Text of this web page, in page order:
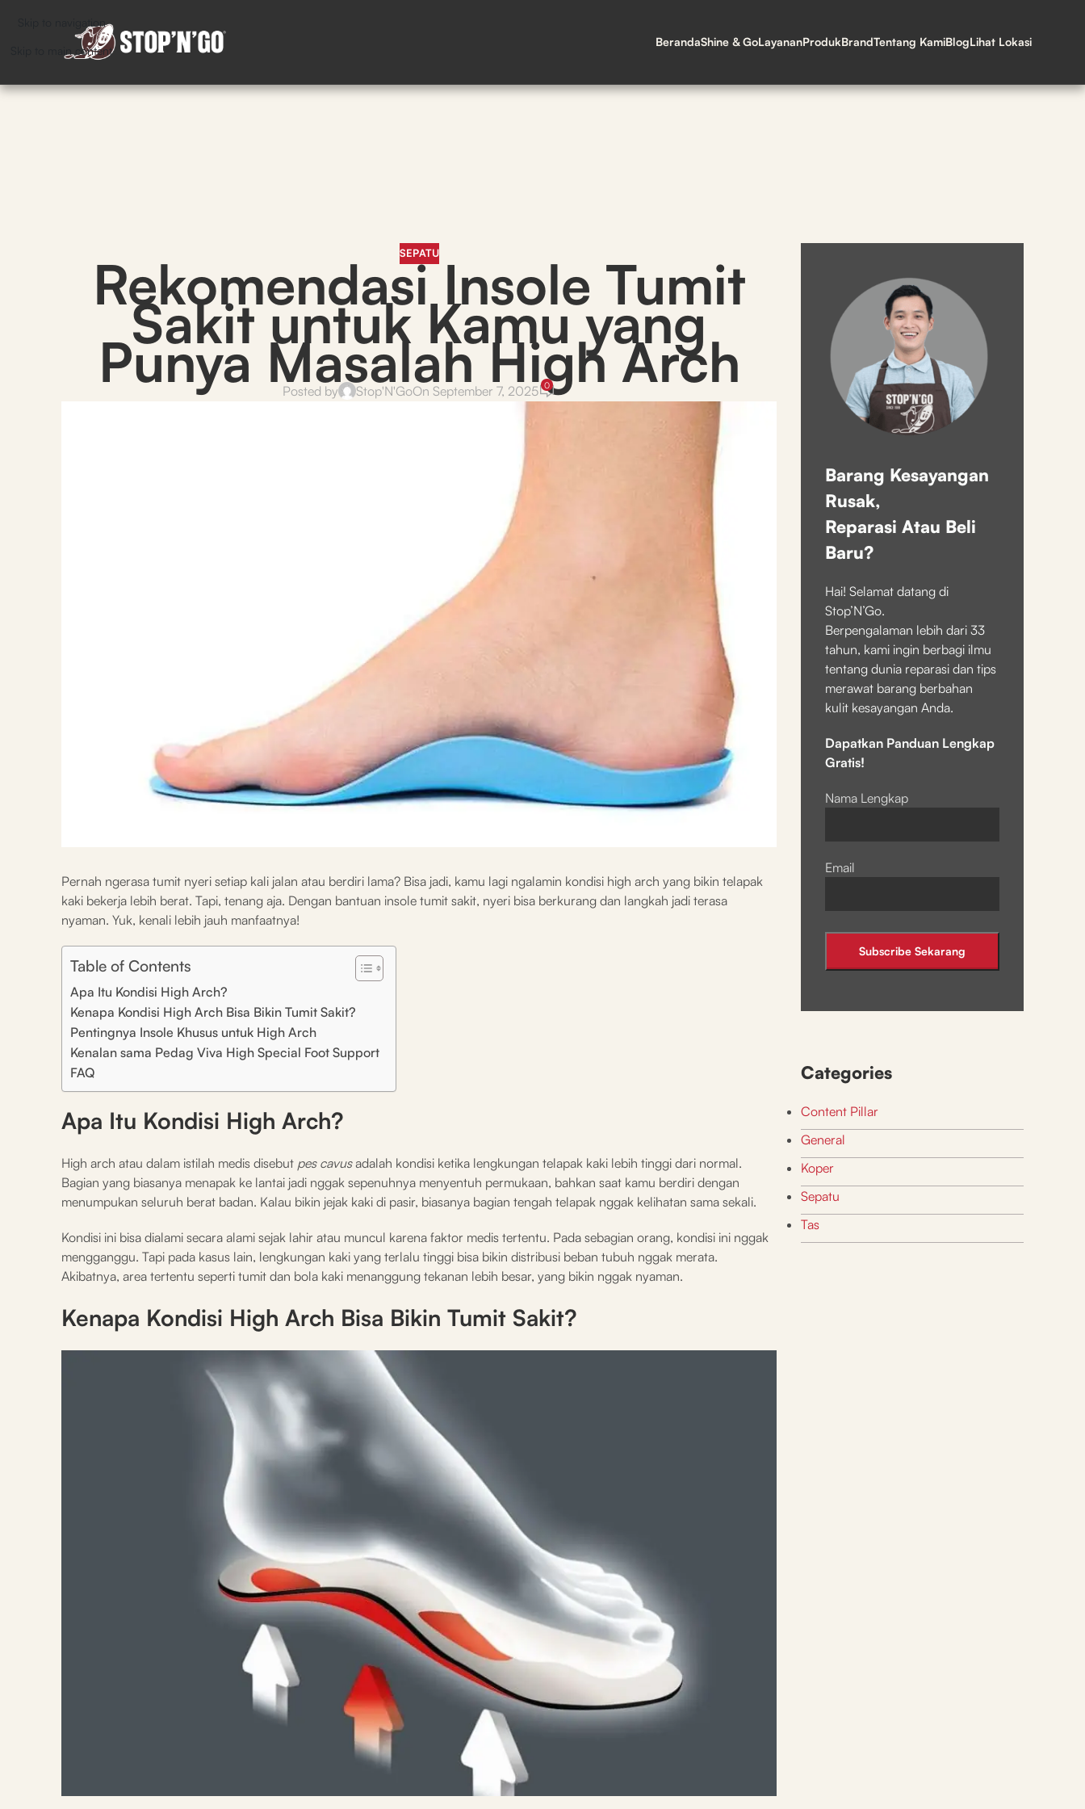
Skip to navigation
Skip to main content
BerandaShine & GoLayananProdukBrandTentang KamiBlogLihat Lokasi
SEPATU
Rekomendasi Insole Tumit
Sakit untuk Kamu yang
Punya Masalah High Arch
Posted by Stop'N'GoOn September 7, 2025 0
Pernah ngerasa tumit nyeri setiap kali jalan atau berdiri lama? Bisa jadi, kamu lagi ngalamin kondisi high arch yang bikin telapak
kaki bekerja lebih berat. Tapi, tenang aja. Dengan bantuan insole tumit sakit, nyeri bisa berkurang dan langkah jadi terasa
nyaman. Yuk, kenali lebih jauh manfaatnya!
Table of Contents
Apa Itu Kondisi High Arch?
Kenapa Kondisi High Arch Bisa Bikin Tumit Sakit?
Pentingnya Insole Khusus untuk High Arch
Kenalan sama Pedag Viva High Special Foot Support
FAQ
Apa Itu Kondisi High Arch?
High arch atau dalam istilah medis disebut pes cavusadalah kondisi ketika lengkungan telapak kaki lebih tinggi dari normal.
Bagian yang biasanya menapak ke lantai jadi nggak sepenuhnya menyentuh permukaan, bahkan saat kamu berdiri dengan
menumpukan seluruh berat badan. Kalau bikin jejak kaki di pasir, biasanya bagian tengah telapak nggak kelihatan sama sekali.
Kondisi ini bisa dialami secara alami sejak lahir atau muncul karena faktor medis tertentu. Pada sebagian orang, kondisi ini nggak
mengganggu. Tapi pada kasus lain, lengkungan kaki yang terlalu tinggi bisa bikin distribusi beban tubuh nggak merata.
Akibatnya, area tertentu seperti tumit dan bola kaki menanggung tekanan lebih besar, yang bikin nggak nyaman.
Kenapa Kondisi High Arch Bisa Bikin Tumit Sakit?
Barang Kesayangan
Rusak,
Reparasi Atau Beli
Baru?
Hai! Selamat datang di
Stop’N’Go.
Berpengalaman lebih dari 33
tahun, kami ingin berbagi ilmu
tentang dunia reparasi dan tips
merawat barang berbahan
kulit kesayangan Anda.
Dapatkan Panduan Lengkap
Gratis!
Nama Lengkap
Email
Categories
Content Pillar
General
Koper
Sepatu
Tas